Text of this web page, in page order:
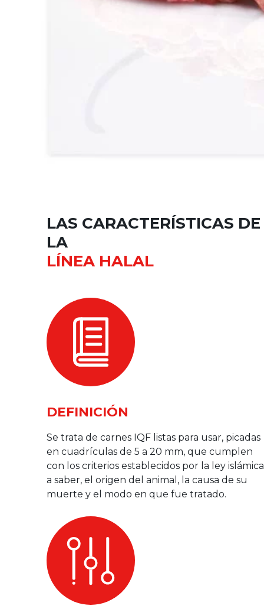
LAS CARACTERÍSTICAS DE
LA
LÍNEA HALAL
DEFINICIÓN
Se trata de carnes IQF listas para usar, picadas
en cuadrículas de 5 a 20 mm, que cumplen
con los criterios establecidos por la ley
a saber, el origen del animal, la causa de su
muerte y el modo en que fue tratado.